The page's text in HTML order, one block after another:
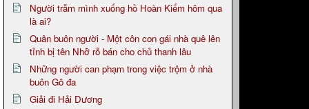
Người trẫm mình xuống hồ Hoàn Kiếm hôm qua
là ai?
Quân buôn người - Một côn con gái nhà quê lên
tỉnh bị tên Nhỡ rỗ bán cho chủ thanh lâu
Những người can phạm trong việc trộm ở nhà
buôn Gô đa
Giải đi Hải Dương